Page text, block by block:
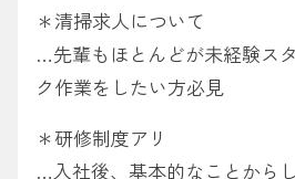
＊清掃求人について
…先輩もほとんどが未経験ス
ク作業をしたい方必見
＊研修制度アリ
…入社後、基本的なことから